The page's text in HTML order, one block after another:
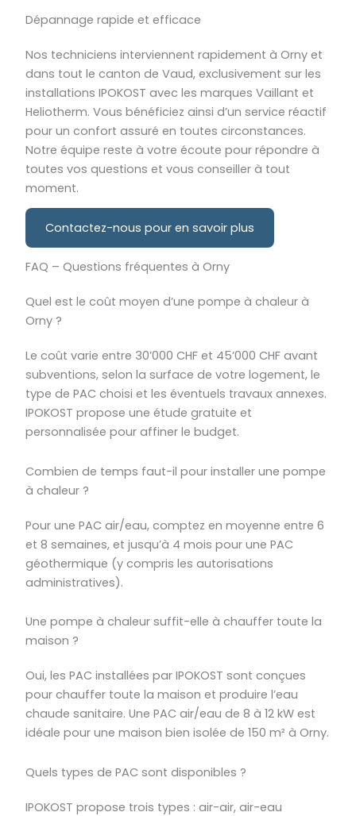
Dépannage rapide et efficace
Nos techniciens interviennent rapidement à Orny et
dans tout le canton de Vaud, exclusivement sur les
installations IPOKOST avec les marques Vaillant et
Heliotherm. Vous bénéficiez ainsi d’un service réactif
pour un confort assuré en toutes circonstances.
Notre équipe reste à votre écoute pour répondre à
toutes vos questions et vous conseiller à tout
moment.
Contactez-nous pour en savoir plus
FAQ – Questions fréquentes à Orny
Quel est le coût moyen d’une pompe à chaleur à
Orny ?
Le coût varie entre 30’000 CHF et 45’000 CHF avant
subventions, selon la surface de votre logement, le
type de PAC choisi et les éventuels travaux annexes.
IPOKOST propose une étude gratuite et
personnalisée pour affiner le budget.
Combien de temps faut-il pour installer une pompe
à chaleur ?
Pour une PAC air/eau, comptez en moyenne entre 6
et 8 semaines, et jusqu’à 4 mois pour une PAC
géothermique (y compris les autorisations
administratives).
Une pompe à chaleur suffit-elle à chauffer toute la
maison ?
Oui, les PAC installées par IPOKOST sont conçues
pour chauffer toute la maison et produire l’eau
chaude sanitaire. Une PAC air/eau de 8 à 12 kW est
idéale pour une maison bien isolée de 150 m² à Orny.
Quels types de PAC sont disponibles ?
IPOKOST propose trois types : air-air, air-eau